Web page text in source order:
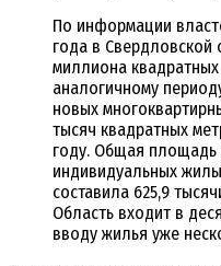
По информации
года в Свердловской
миллиона
аналогичному
новых
тысяч квадратных
году. Общая площадь
индивидуальных
составила 625,9
Область входит в
вводу жилья уже